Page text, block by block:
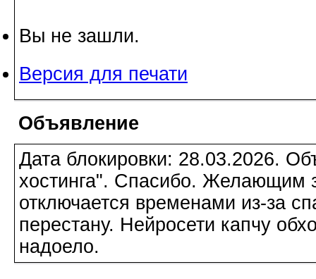
Вы не зашли.
Версия для печати
Объявление
Дата блокировки: 28.03.2026.
хостинга". Спасибо. Желающим
отключается временами из-за
перестану. Нейросети капчу
надоело.